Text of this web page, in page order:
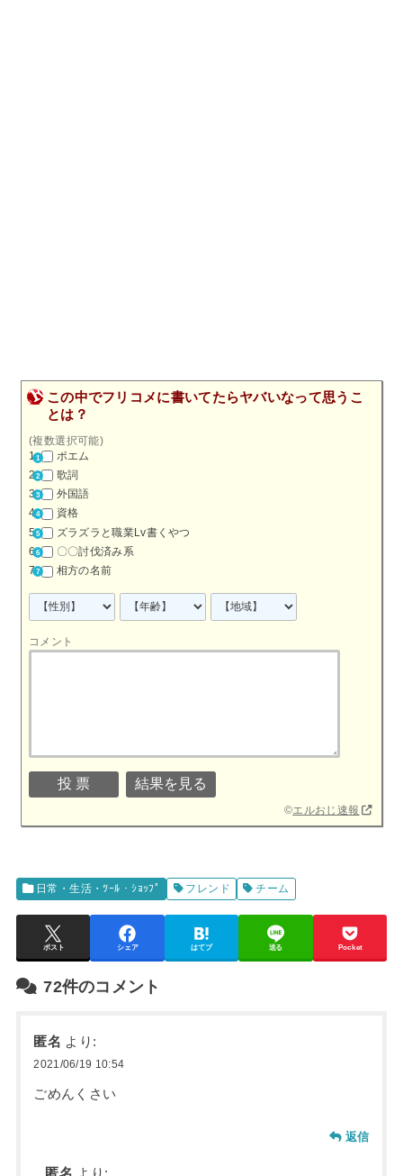
この中でフリコメに書いてたらヤバいなって思うこ
とは？
(複数選択可能)
ポエム
歌詞
外国語
資格
ズラズラと職業Lv書くやつ
〇〇討伐済み系
相方の名前
コメント
©エルおじ速報
日常・生活・ﾂｰﾙ・ｼｮｯﾌﾟ フレンド チーム
ポスト シェア はてブ 送る Pocket
72件のコメント
匿名 より:
2021/06/19 10:54
ごめんくさい
返信